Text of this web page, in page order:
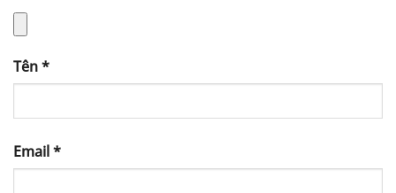
Tên*
Email*